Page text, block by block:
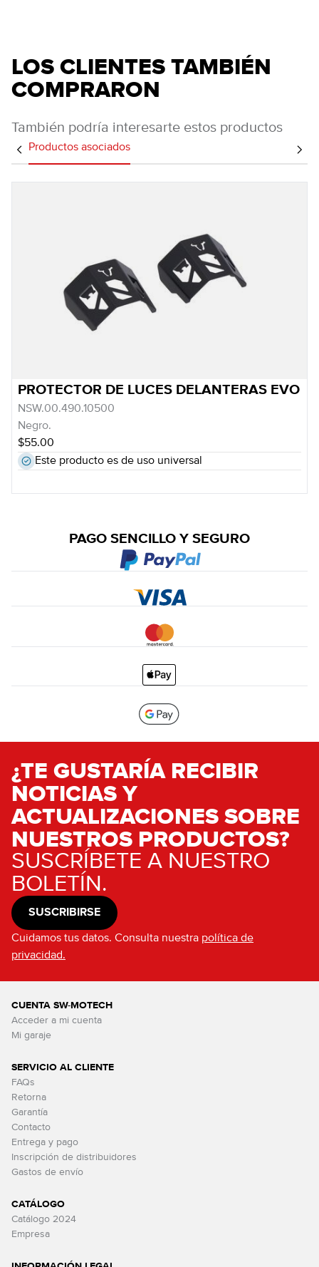
LOS CLIENTES TAMBIÉN
COMPRARON
También podría interesarte estos productos
Productos asociados
PROTECTOR DE LUCES DELANTERAS EVO
NSW.00.490.10500
Negro.
$55.00
Este producto es de uso universal
PAGO SENCILLO Y SEGURO
¿TE GUSTARÍA RECIBIR
NOTICIAS Y
ACTUALIZACIONES SOBRE
NUESTROS PRODUCTOS?
SUSCRÍBETE A NUESTRO
BOLETÍN.
SUSCRIBIRSE
Cuidamos tus datos. Consulta nuestra política de
privacidad.
CUENTA SW-MOTECH
Acceder a mi cuenta
Mi garaje
SERVICIO AL CLIENTE
FAQs
Retorna
Garantía
Contacto
Entrega y pago
Inscripción de distribuidores
Gastos de envío
CATÁLOGO
Catálogo 2024
Empresa